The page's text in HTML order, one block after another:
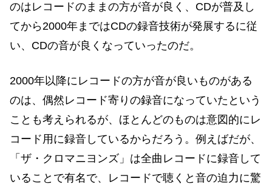
のはレコードのままの方が音が良く、CDが普及し
てから2000年まではCDの録音技術が発展するに従
い、CDの音が良くなっていったのだ。
2000年以降にレコードの方が音が良いものがある
のは、偶然レコード寄りの録音になっていたという
ことも考えられるが、ほとんどのものは意図的にレ
コード用に録音しているからだろう。例えばだが、
「ザ・クロマニヨンズ」は全曲レコードに録音して
いることで有名で、レコードで聴くと音の迫力に驚